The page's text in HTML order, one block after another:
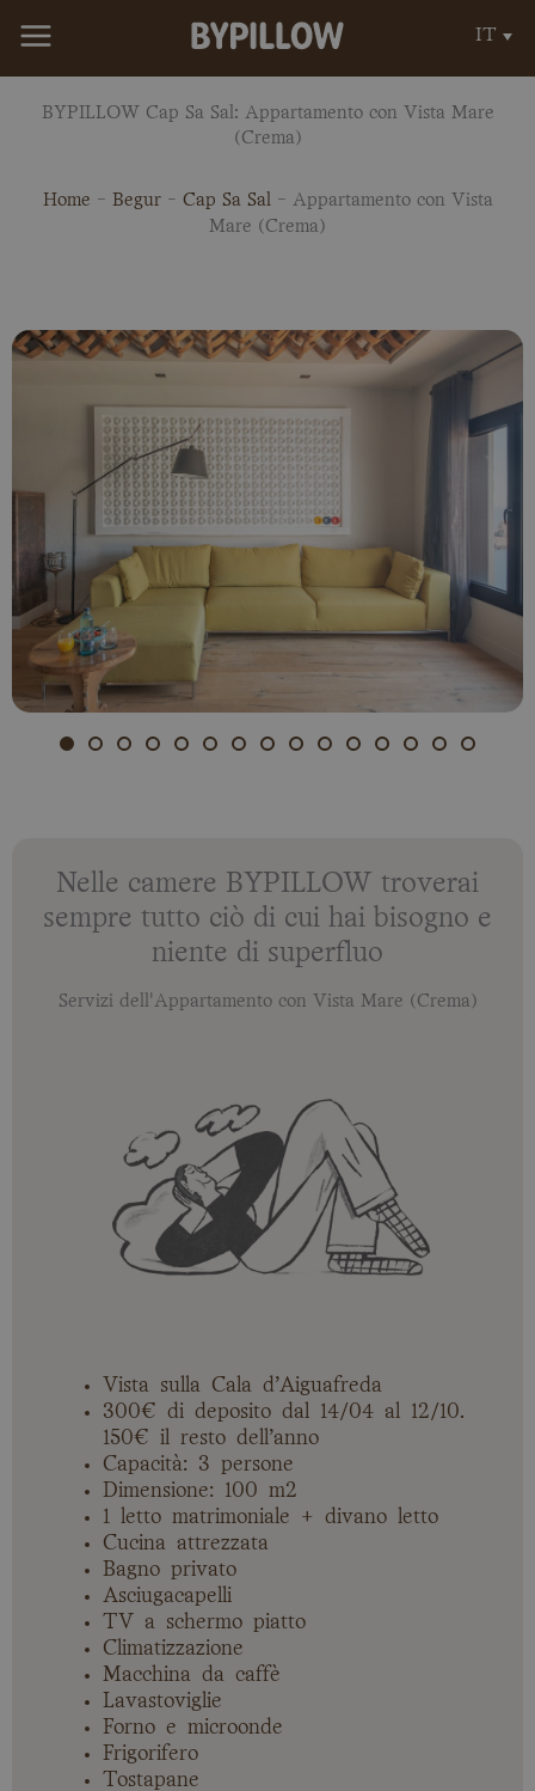
IT
BYPILLOW Cap Sa Sal: Appartamento con Vista Mare
(Crema)
Home - Begur- Cap Sa Sal- Appartamento con Vista
Mare (Crema)
Nelle camere BYPILLOW troverai
sempre tutto ciò di cui hai bisogno e
niente di superfluo
Servizi dell'Appartamento con Vista Mare (Crema)
Vista sulla Cala d’Aiguafreda
300€ di deposito dal 14/04 al 12/10.
150€ il resto dell’anno
Capacità: 3 persone
Dimensione: 100 m2
1 letto matrimoniale + divano letto
Cucina attrezzata
Bagno privato
Asciugacapelli
TV a schermo piatto
Climatizzazione
Macchina da caffè
Lavastoviglie
Forno e microonde
Frigorifero
Tostapane